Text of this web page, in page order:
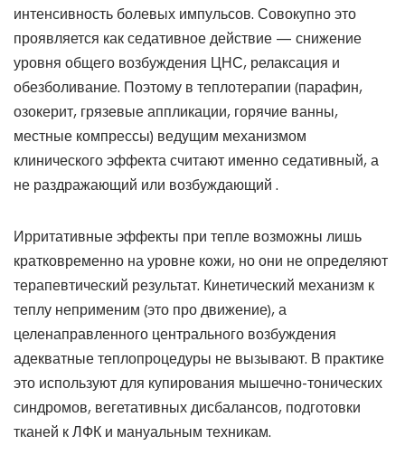
интенсивность болевых импульсов. Совокупно это
проявляется как седативное действие — снижение
уровня общего возбуждения ЦНС, релаксация и
обезболивание. Поэтому в теплотерапии (парафин,
озокерит, грязевые аппликации, горячие ванны,
местные компрессы) ведущим механизмом
клинического эффекта считают именно седативный, а
не раздражающий или возбуждающий .
Ирритативные эффекты при тепле возможны лишь
кратковременно на уровне кожи, но они не определяют
терапевтический результат. Кинетический механизм к
теплу неприменим (это про движение), а
целенаправленного центрального возбуждения
адекватные теплопроцедуры не вызывают. В практике
это используют для купирования мышечно-тонических
синдромов, вегетативных дисбалансов, подготовки
тканей к ЛФК и мануальным техникам.